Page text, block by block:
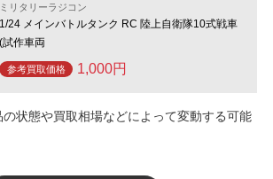
ミリタリーラジコン
1/24 メインバトルタンク RC 陸上自衛隊10式戦車
(試作車両
参考買取価格 1,000円
状態や買取相場などによって変動する可能